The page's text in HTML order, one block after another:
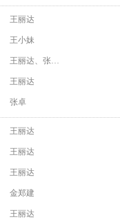
王丽达
王小妹
王丽达、张…
王丽达
张卓
王丽达
王丽达
王丽达
金郑建
王丽达